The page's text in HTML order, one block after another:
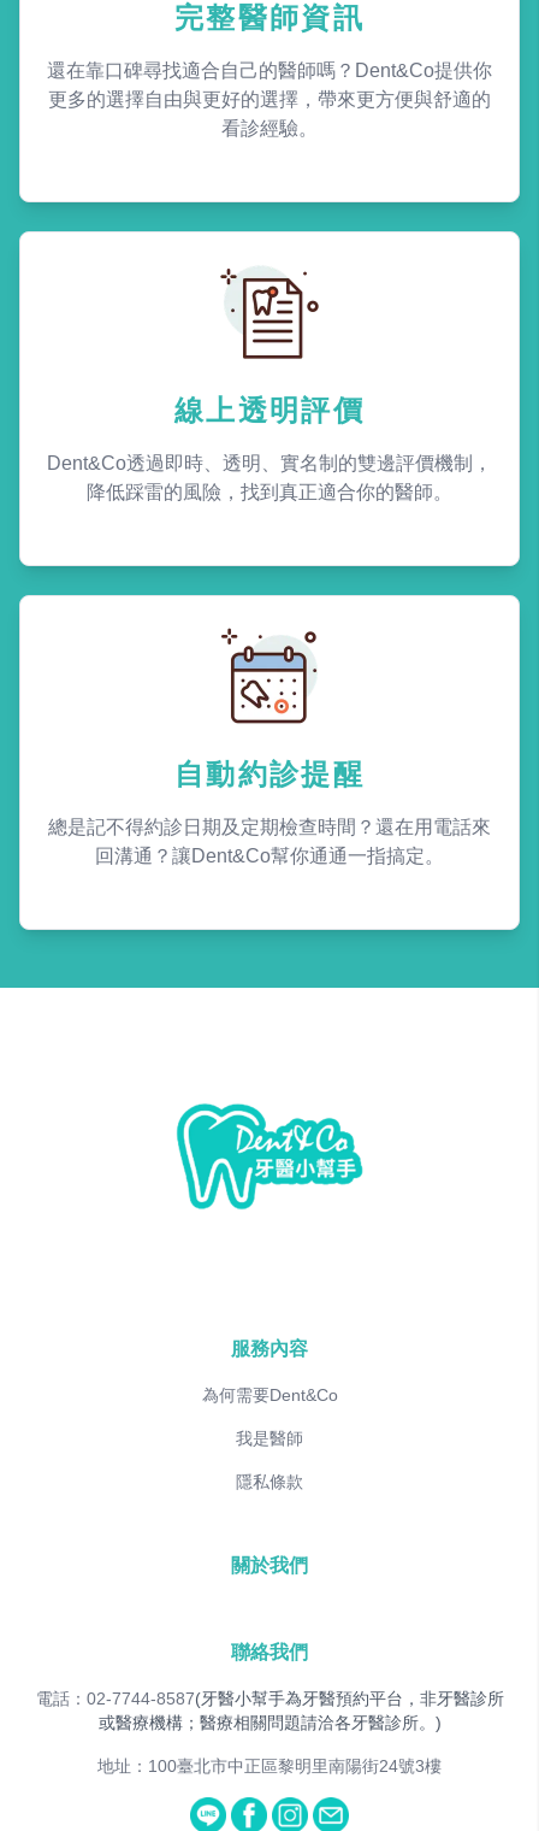
完整醫師資訊
還在靠口碑尋找適合自己的醫師嗎？Dent&Co提供你
更多的選擇自由與更好的選擇，帶來更方便與舒適的
看診經驗。
線上透明評價
Dent&Co透過即時、透明、實名制的雙邊評價機制，
降低踩雷的風險，找到真正適合你的醫師。
自動約診提醒
總是記不得約診日期及定期檢查時間？還在用電話來
回溝通？讓Dent&Co幫你通通一指搞定。
服務內容
為何需要Dent&Co
我是醫師
隱私條款
關於我們
聯絡我們
電話：02-7744-8587(牙醫小幫手為牙醫預約平台，非牙醫診所
或醫療機構；醫療相關問題請洽各牙醫診所。)
地址：100臺北市中正區黎明里南陽街24號3樓